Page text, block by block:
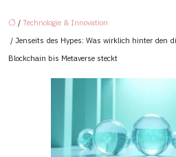
/ Technologie & Innovation
/ Jenseits des Hypes: Was wirklich hinter den
Blockchain bis Metaverse steckt